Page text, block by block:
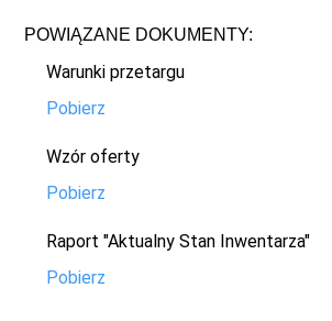
POWIĄZANE DOKUMENTY:
Warunki przetargu
Pobierz
Wzór oferty
Pobierz
Raport "Aktualny Stan Inwentarza"
Pobierz